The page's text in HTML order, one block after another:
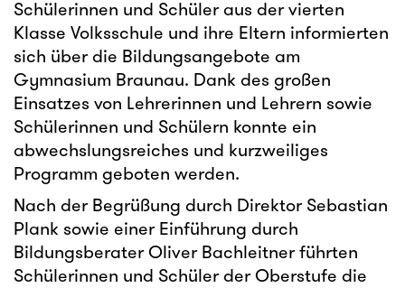
Schülerinnen und Schüler aus der vierten
Klasse Volksschule und ihre Eltern informierten
sich über die Bildungsangebote am
Gymnasium Braunau. Dank des großen
Einsatzes von Lehrerinnen und Lehrern sowie
Schülerinnen und Schülern konnte ein
abwechslungsreiches und kurzweiliges
Programm geboten werden.
Nach der Begrüßung durch Direktor Sebastian
Plank sowie einer Einführung durch
Bildungsberater Oliver Bachleitner führten
Schülerinnen und Schüler der Oberstufe die